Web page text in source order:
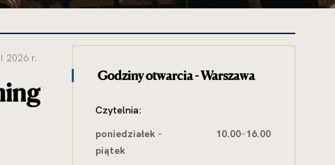
2026 r.
Godziny otwarcia - Warszawa
Czytelnia:
poniedziałek –
piątek
10.00–16.00